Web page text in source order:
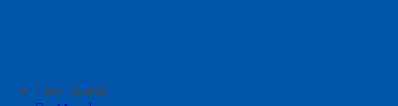
Halo, Guest!